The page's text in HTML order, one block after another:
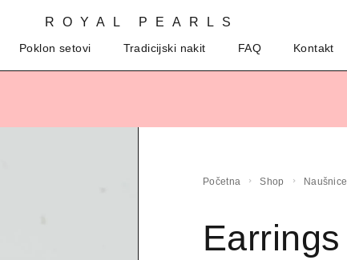
ROYAL PEARLS
Poklon setovi Tradicijski nakit FAQ Kontakt
Početna Shop Naušnice
Earrings